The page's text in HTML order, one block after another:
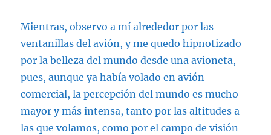
Mientras, observo a mí alrededor por las
ventanillas del avión, y me quedo hipnotizado
por la belleza del mundo desde una avioneta,
pues, aunque ya había volado en avión
comercial, la percepción del mundo es mucho
mayor y más intensa, tanto por las altitudes a
las que volamos, como por el campo de visión